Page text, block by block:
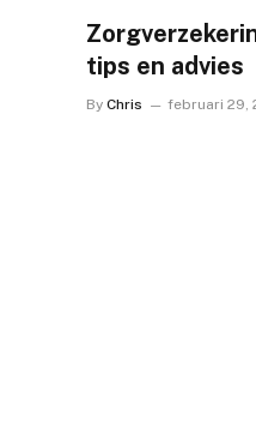
tips en advies
By Chris februari 29,